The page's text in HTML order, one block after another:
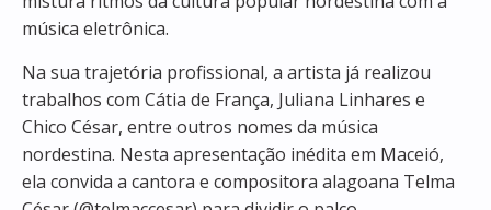
música eletrônica.
Na sua trajetória profissional, a artista já realizou
trabalhos com Cátia de França, Juliana Linhares e
Chico César, entre outros nomes da música
nordestina. Nesta apresentação inédita em Maceió,
ela convida a cantora e compositora alagoana Telma